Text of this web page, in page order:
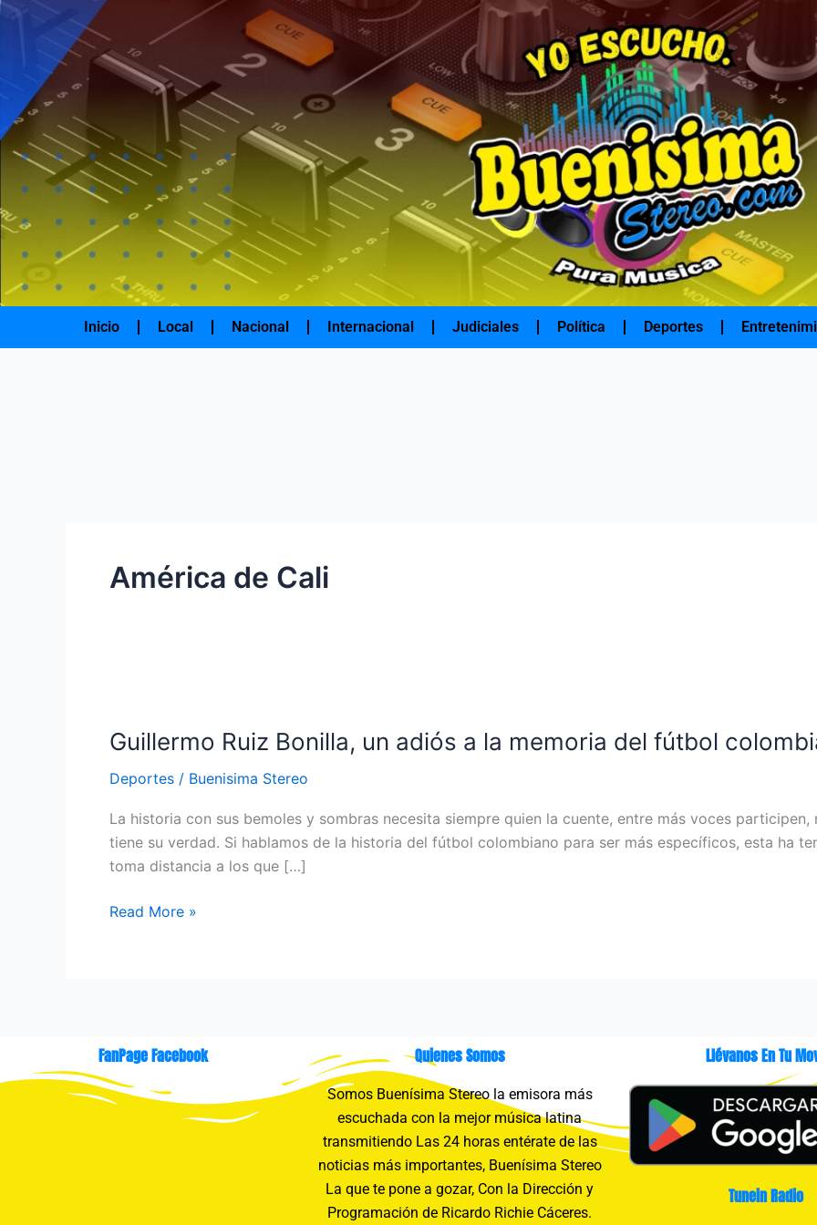
Ir
contenido
Inicio Local Nacional Internacional Judiciales Política Deportes
América de Cali
Guillermo Ruiz Bonilla, un adiós a la memoria del fútbol
Deportes / Buenisima Stereo
La historia con sus bemoles y sombras necesita siempre quien la cuente, entre más voces
tiene su verdad. Si hablamos de la historia del fútbol colombiano para ser más específicos, esta ha
toma distancia a los que […]
Bonilla,
adiós
a
la
memoria
fútbol
Read More »
FanPage Facebook Quienes Somos
Somos Buenísima Stereo la emisora más
escuchada con la mejor música latina
transmitiendo Las 24 horas entérate de las
noticias más importantes, Buenísima Stereo
La que te pone a gozar, Con la Dirección y
Programación de Ricardo Richie Cáceres.
Llévanos En Tu
Tunein Radio